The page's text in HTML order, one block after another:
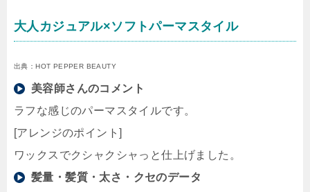
大人カジュアル×ソフトパーマスタイル
出典：HOT PEPPER BEAUTY
美容師さんのコメント
ラフな感じのパーマスタイルです。
[アレンジのポイント]
ワックスでクシャクシャっと仕上げました。
髪量・髪質・太さ・クセのデータ